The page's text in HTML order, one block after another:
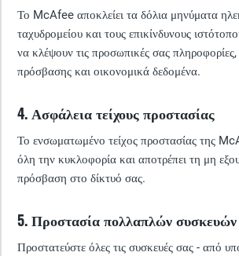
Το McAfee αποκλείει τα δόλια μηνύματα
ταχυδρομείου και τους επικίνδυνους
να κλέψουν τις προσωπικές σας
πρόσβασης και οικονομικά δεδομένα.
4. Ασφάλεια τείχους προστασίας
Το ενσωματωμένο τείχος προστασίας της
όλη την κυκλοφορία και αποτρέπει τη μη
πρόσβαση στο δίκτυό σας.
5. Προστασία πολλαπλών συσκευών
Προστατεύστε όλες τις συσκευές σας - από